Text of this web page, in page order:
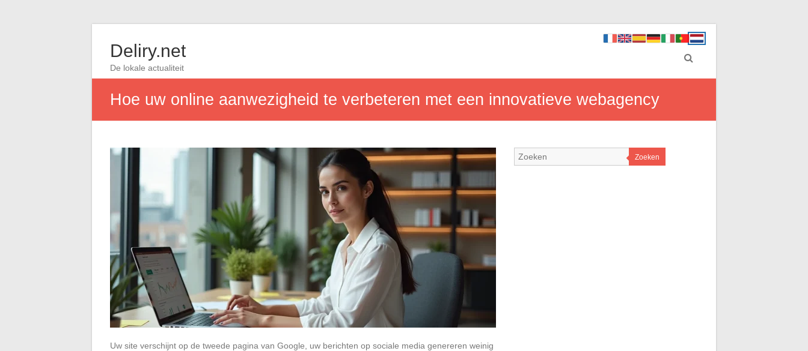
Deliry.net
De lokale actualiteit
Hoe uw online aanwezigheid te verbeteren met een innovatieve webagency
Uw site verschijnt op de tweede pagina van Google, uw berichten op sociale media genereren weinig
Zoeken